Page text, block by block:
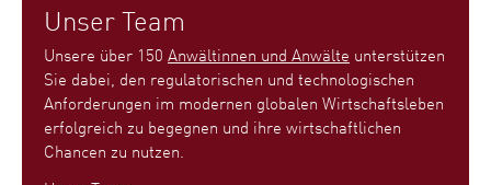
Unser Team
Unsere über 150 Anwältinnen und Anwälte unterstützen
Sie dabei, den regulatorischen und technologischen
Anforderungen im modernen globalen Wirtschaftsleben
erfolgreich zu begegnen und ihre wirtschaftlichen
Chancen zu nutzen.